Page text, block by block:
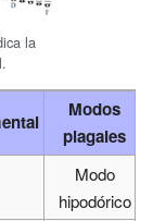
la
Modos
plagales
Modo
hipodórico